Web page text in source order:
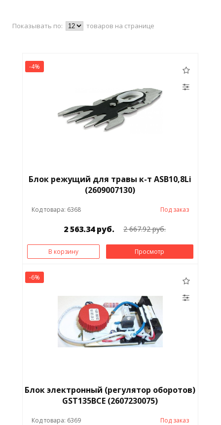
Показывать по: товаров на странице
-4%
Блок режущий для травы к-т ASB10,8Li
(2609007130)
Код товара: 6368 Под заказ
2 563.34 руб. 2 667.92 руб.
В корзину Просмотр
-6%
Блок электронный (регулятор оборотов)
GST135BCE (2607230075)
Код товара: 6369 Под заказ